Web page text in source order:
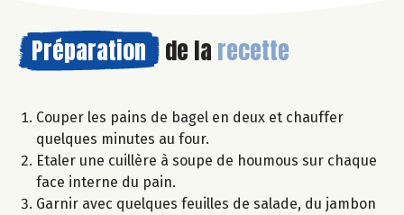
Préparation de la recette
Couper les pains de bagel en deux et chauffer
quelques minutes au four.
Etaler une cuillère à soupe de houmous sur chaque
face interne du pain.
Garnir avec quelques feuilles de salade, du jambon